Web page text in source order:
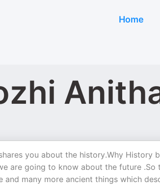
Home
you about the history.Why History
are going to know about the future
many more ancient things which